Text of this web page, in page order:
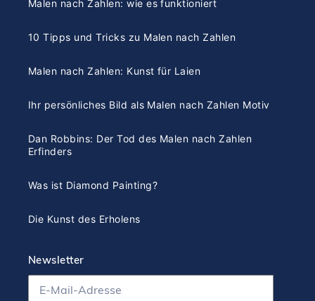
Malen nach Zahlen: wie es funktioniert
10 Tipps und Tricks zu Malen nach Zahlen
Malen nach Zahlen: Kunst für Laien
Ihr persönliches Bild als Malen nach Zahlen Motiv
Dan Robbins: Der Tod des Malen nach Zahlen
Erfinders
Was ist Diamond Painting?
Die Kunst des Erholens
Newsletter